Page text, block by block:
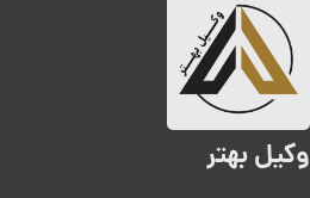
وکیل بهتر